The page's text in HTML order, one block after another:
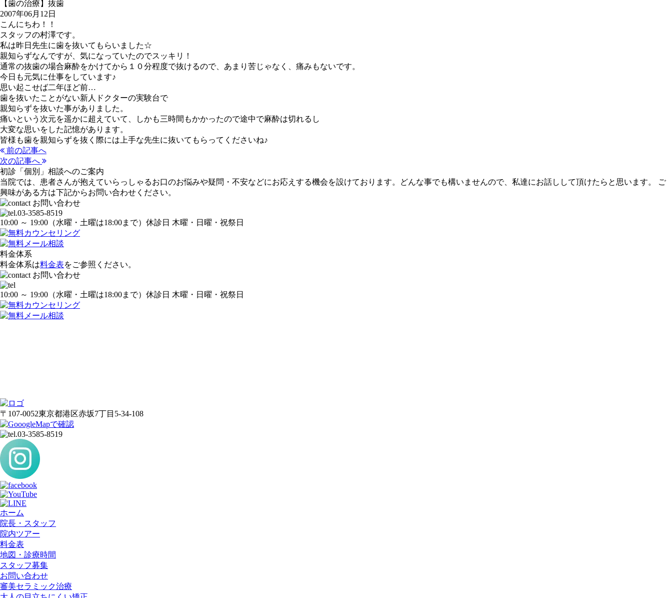
【歯の治療】抜歯
2007年06月12日
こんにちわ！！
スタッフの村澤です。
私は昨日先生に歯を抜いてもらいました☆
親知らずなんですが、気になっていたのでスッキリ！
通常の抜歯の場合麻酔をかけてから１０分程度で抜けるので、あまり苦じゃなく、痛みもないです。
今日も元気に仕事をしています♪
思い起こせば二年ほど前…
歯を抜いたことがない新人ドクターの実験台で
親知らずを抜いた事がありました。
痛いという次元を遥かに超えていて、しかも三時間もかかったので途中で麻酔は切れるし
大変な思いをした記憶があります。
皆様も歯を親知らずを抜く際には上手な先生に抜いてもらってくださいね♪
前の記事へ
次の記事へ
初診「個別」相談へのご案内
当院では、患者さんが抱えていらっしゃるお口のお悩みや疑問・不安などにお応えする機会を設けております。どんな事でも構いませんので、私達にお話しして頂けたらと思います。 ご
興味がある方は下記からお問い合わせください。
10:00 ～ 19:00 （水曜・土曜は18:00まで） 休診日 木曜・日曜・祝祭日
料金体系
料金体系は料金表をご参照ください。
10:00 ～ 19:00 （水曜・土曜は18:00まで） 休診日 木曜・日曜・祝祭日
〒107-0052東京都港区赤坂7丁目5-34-108
ホーム
院長・スタッフ
院内ツアー
料金表
地図・診療時間
スタッフ募集
お問い合わせ
審美セラミック治療